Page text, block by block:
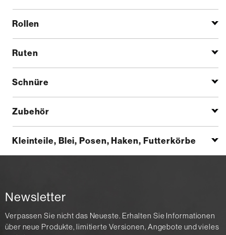
Rollen
Ruten
Schnüre
Zubehör
Kleinteile, Blei, Posen, Haken, Futterkörbe
Newsletter
Verpassen Sie nicht das Neueste. Erhalten Sie Informationen
über neue Produkte, limitierte Versionen, Angebote und vieles